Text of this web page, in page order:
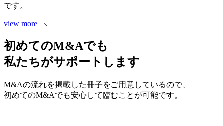
です。
view more
初めてのM&Aでも
私たちがサポートします
M&Aの流れを掲載した冊子をご用意しているので、
初めてのM&Aでも安心して臨むことが可能です。